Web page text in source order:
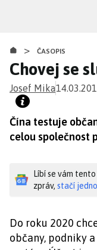
obsahu
> ČASOPIS
Chovej se
Josef Mika
Čína testuje
celou společnost
Líbí se vám
zpráv, stačí
Do roku 2020
občany, podniky